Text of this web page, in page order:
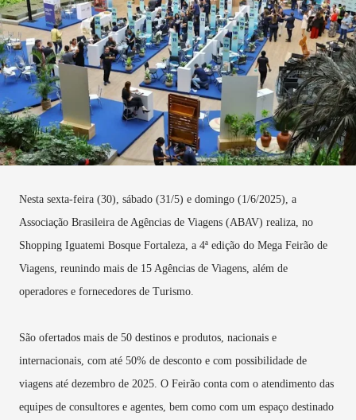
Nesta sexta-feira (30), sábado (31/5) e domingo (1/6/2025), a
Associação Brasileira de Agências de Viagens (ABAV) realiza, no
Shopping Iguatemi Bosque Fortaleza, a 4ª edição do Mega Feirão de
Viagens, reunindo mais de 15 Agências de Viagens, além de
operadores e fornecedores de Turismo.
São ofertados mais de 50 destinos e produtos, nacionais e
internacionais, com até 50% de desconto e com possibilidade de
viagens até dezembro de 2025. O Feirão conta com o atendimento das
equipes de consultores e agentes, bem como com um espaço destinado